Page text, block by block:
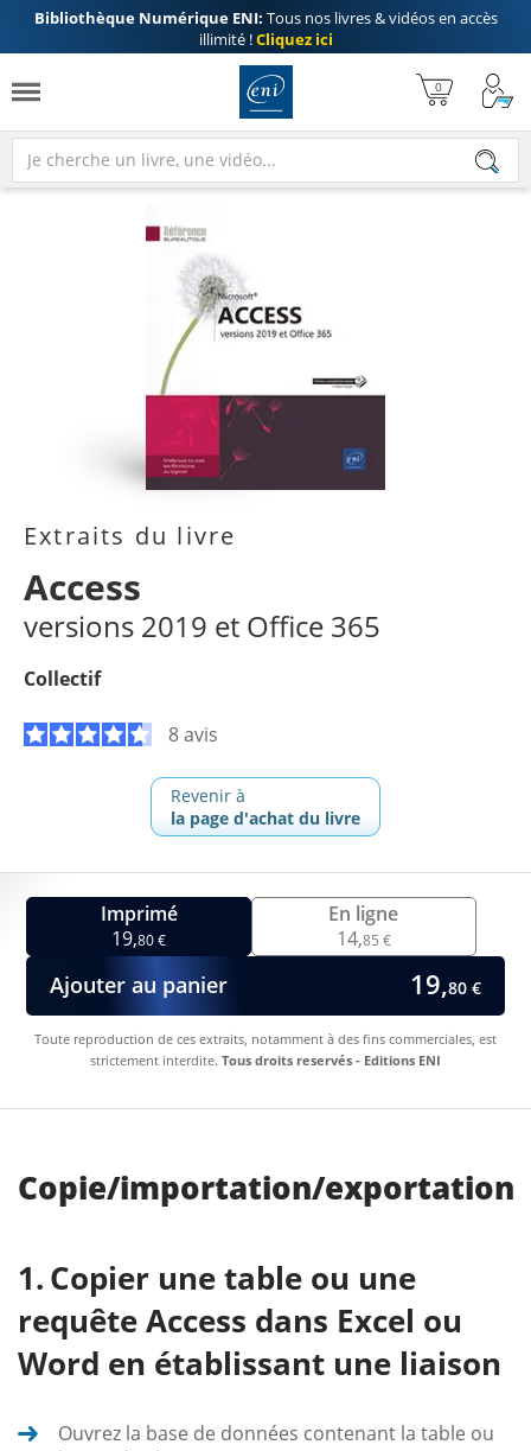
Bibliothèque Numérique ENI: Tous nos livres & vidéos en accès
illimité !Cliquez ici
Extraits du livre
Access
versions 2019 et Office 365
Collectif
8 avis
Revenir à
la page d'achat du livre
Imprimé
19,80 €
En ligne
14,85 €
Ajouter au panier 19,80 €
Toute reproduction de ces extraits, notamment à des fins commerciales, est
strictement interdite. Tous droits reservés - Editions ENI
Copie/importation/exportation
Copier une table ou une
requête Access dans Excel ou
Word en établissant une liaison
Ouvrez la base de données contenant la table ou